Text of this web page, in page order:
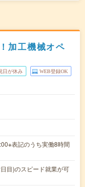
加工機械オペ
日が休み WEB登録OK
表記のうち実働8時間
目)のスピード就業が可